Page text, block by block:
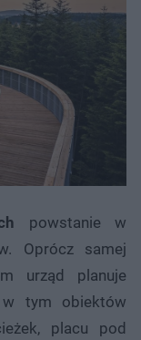
powstanie w
Oprócz samej
urząd planuje
w tym obiektów
placu pod